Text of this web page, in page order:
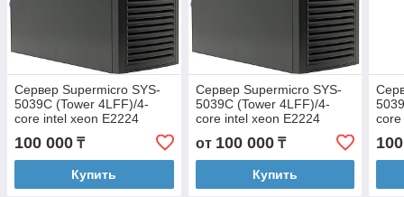
Сервер Supermicro SYS-
5039C (Tower 4LFF)/4-
core intel xeon E2224
(3.4GHz)/48GB EUDIMM
100 000 ₸
Купить
Сервер Supermicro SYS-
5039C (Tower 4LFF)/4-
core intel xeon E2224
(3.4GHz)/32GB EUDIMM
от 100 000₸
Купить
core